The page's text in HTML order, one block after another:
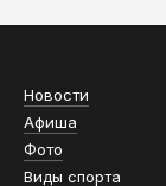
Новости
Афиша
Фото
Виды спорта